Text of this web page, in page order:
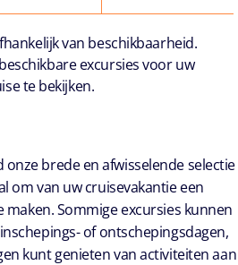
van beschikbaarheid.
excursies voor uw
te bekijken.
brede en afwisselende selectie
om van uw cruisevakantie een
Sommige excursies kunnen
of ontschepingsdagen,
kunt genieten van activiteiten aan